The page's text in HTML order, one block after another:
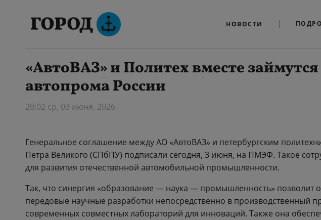
НОВОСТИ
«АвтоВАЗ» и Политех вместе
автопрома России
20:02 ср, 03 июня, 2026
Генеральное соглашение между АО «АвтоВАЗ» и петербургским
Петра Великого (СПбПУ) подписали сегодня, 3 июня, на ПМЭФ. Такое
для развития отечественной автомобильной промышленности.
Так, что синергия «образование — наука — промышленность» позволит
передовые научные разработки непосредственно в производственный
современных совместных лабораторий для инноваций. Также она